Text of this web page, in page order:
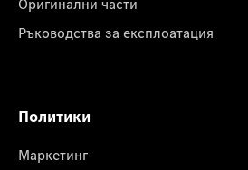
Ръководства за експлоатация
Политики
Маркетинг